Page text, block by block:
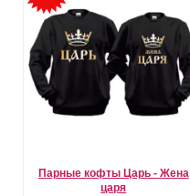
Парные кофты Царь - Жена
царя